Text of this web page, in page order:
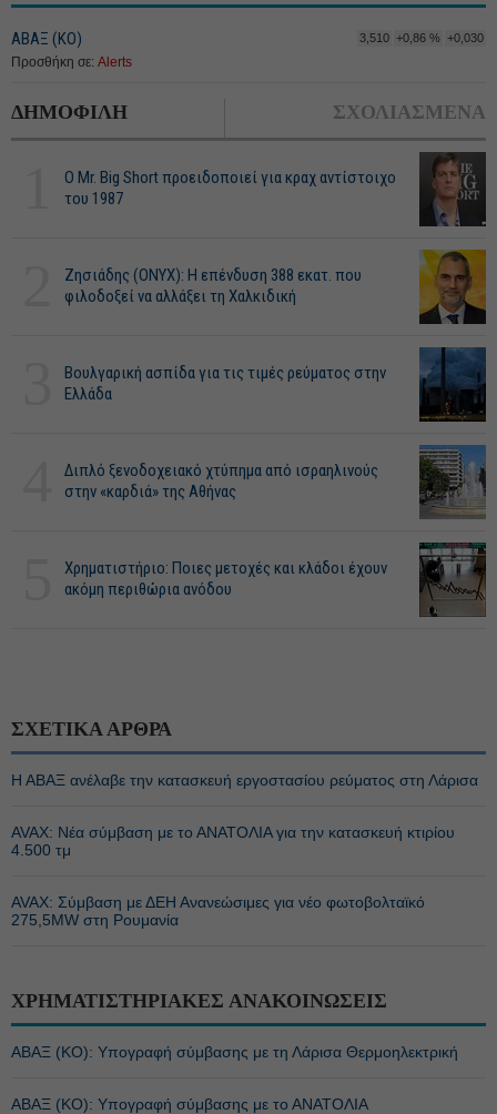
ΑΒΑΞ (ΚΟ) 3,510 +0,86 % +0,030
Προσθήκη σε: Alerts
ΔΗΜΟΦΙΛΗ ΣΧΟΛΙΑΣΜΕΝΑ
O Mr. Big Short προειδοποιεί για κραχ αντίστοιχο
του 1987
Ζησιάδης (ONYX): Η επένδυση 388 εκατ. που
φιλοδοξεί να αλλάξει τη Χαλκιδική
Βουλγαρική ασπίδα για τις τιμές ρεύματος στην
Ελλάδα
Διπλό ξενοδοχειακό χτύπημα από ισραηλινούς
στην «καρδιά» της Αθήνας
Χρηματιστήριο: Ποιες μετοχές και κλάδοι έχουν
ακόμη περιθώρια ανόδου
ΣΧΕΤΙΚΑ ΑΡΘΡΑ
Η ΑΒΑΞ ανέλαβε την κατασκευή εργοστασίου ρεύματος στη Λάρισα
AVAX: Νέα σύμβαση με το ΑΝΑΤΟΛΙΑ για την κατασκευή κτιρίου
4.500 τμ
AVAX: Σύμβαση με ΔΕΗ Ανανεώσιμες για νέο φωτοβολταϊκό
275,5MW στη Ρουμανία
ΧΡΗΜΑΤΙΣΤΗΡΙΑΚΕΣ ΑΝΑΚΟΙΝΩΣΕΙΣ
ΑΒΑΞ (ΚΟ): Υπογραφή σύμβασης με τη Λάρισα Θερμοηλεκτρική
ΑΒΑΞ (ΚΟ): Υπογραφή σύμβασης με το ΑΝΑΤΟΛΙΑ